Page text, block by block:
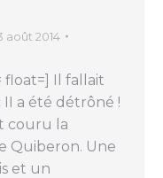
août 2014
float=] Il fallait
a été détrôné !
couru la
Quiberon. Une
et un